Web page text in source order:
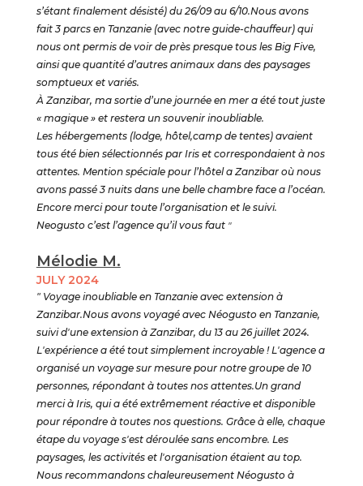
s’étant finalement désisté) du 26/09 au 6/10.Nous avons
fait 3 parcs en Tanzanie (avec notre guide-chauffeur) qui
nous ont permis de voir de près presque tous les Big Five,
ainsi que quantité d’autres animaux dans des paysages
somptueux et variés.
À Zanzibar, ma sortie d’une journée en mer a été tout juste
« magique » et restera un souvenir inoubliable.
Les hébergements (lodge, hôtel,camp de tentes) avaient
tous été bien sélectionnés par Iris et correspondaient à nos
attentes. Mention spéciale pour l’hôtel a Zanzibar où nous
avons passé 3 nuits dans une belle chambre face a l’océan.
Encore merci pour toute l’organisation et le suivi.
Neogusto c’est l’agence qu’il vous faut "
Mélodie M.
JULY 2024
" Voyage inoubliable en Tanzanie avec extension à
Zanzibar.Nous avons voyagé avec Néogusto en Tanzanie,
suivi d'une extension à Zanzibar, du 13 au 26 juillet 2024.
L'expérience a été tout simplement incroyable ! L'agence a
organisé un voyage sur mesure pour notre groupe de 10
personnes, répondant à toutes nos attentes.Un grand
merci à Iris, qui a été extrêmement réactive et disponible
pour répondre à toutes nos questions. Grâce à elle, chaque
étape du voyage s'est déroulée sans encombre. Les
paysages, les activités et l'organisation étaient au top.
Nous recommandons chaleureusement Néogusto à